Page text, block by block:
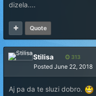
dizela....
Quote
Stilisa 313
Posted June 22, 2018
Aj pa da te sluzi dobro.